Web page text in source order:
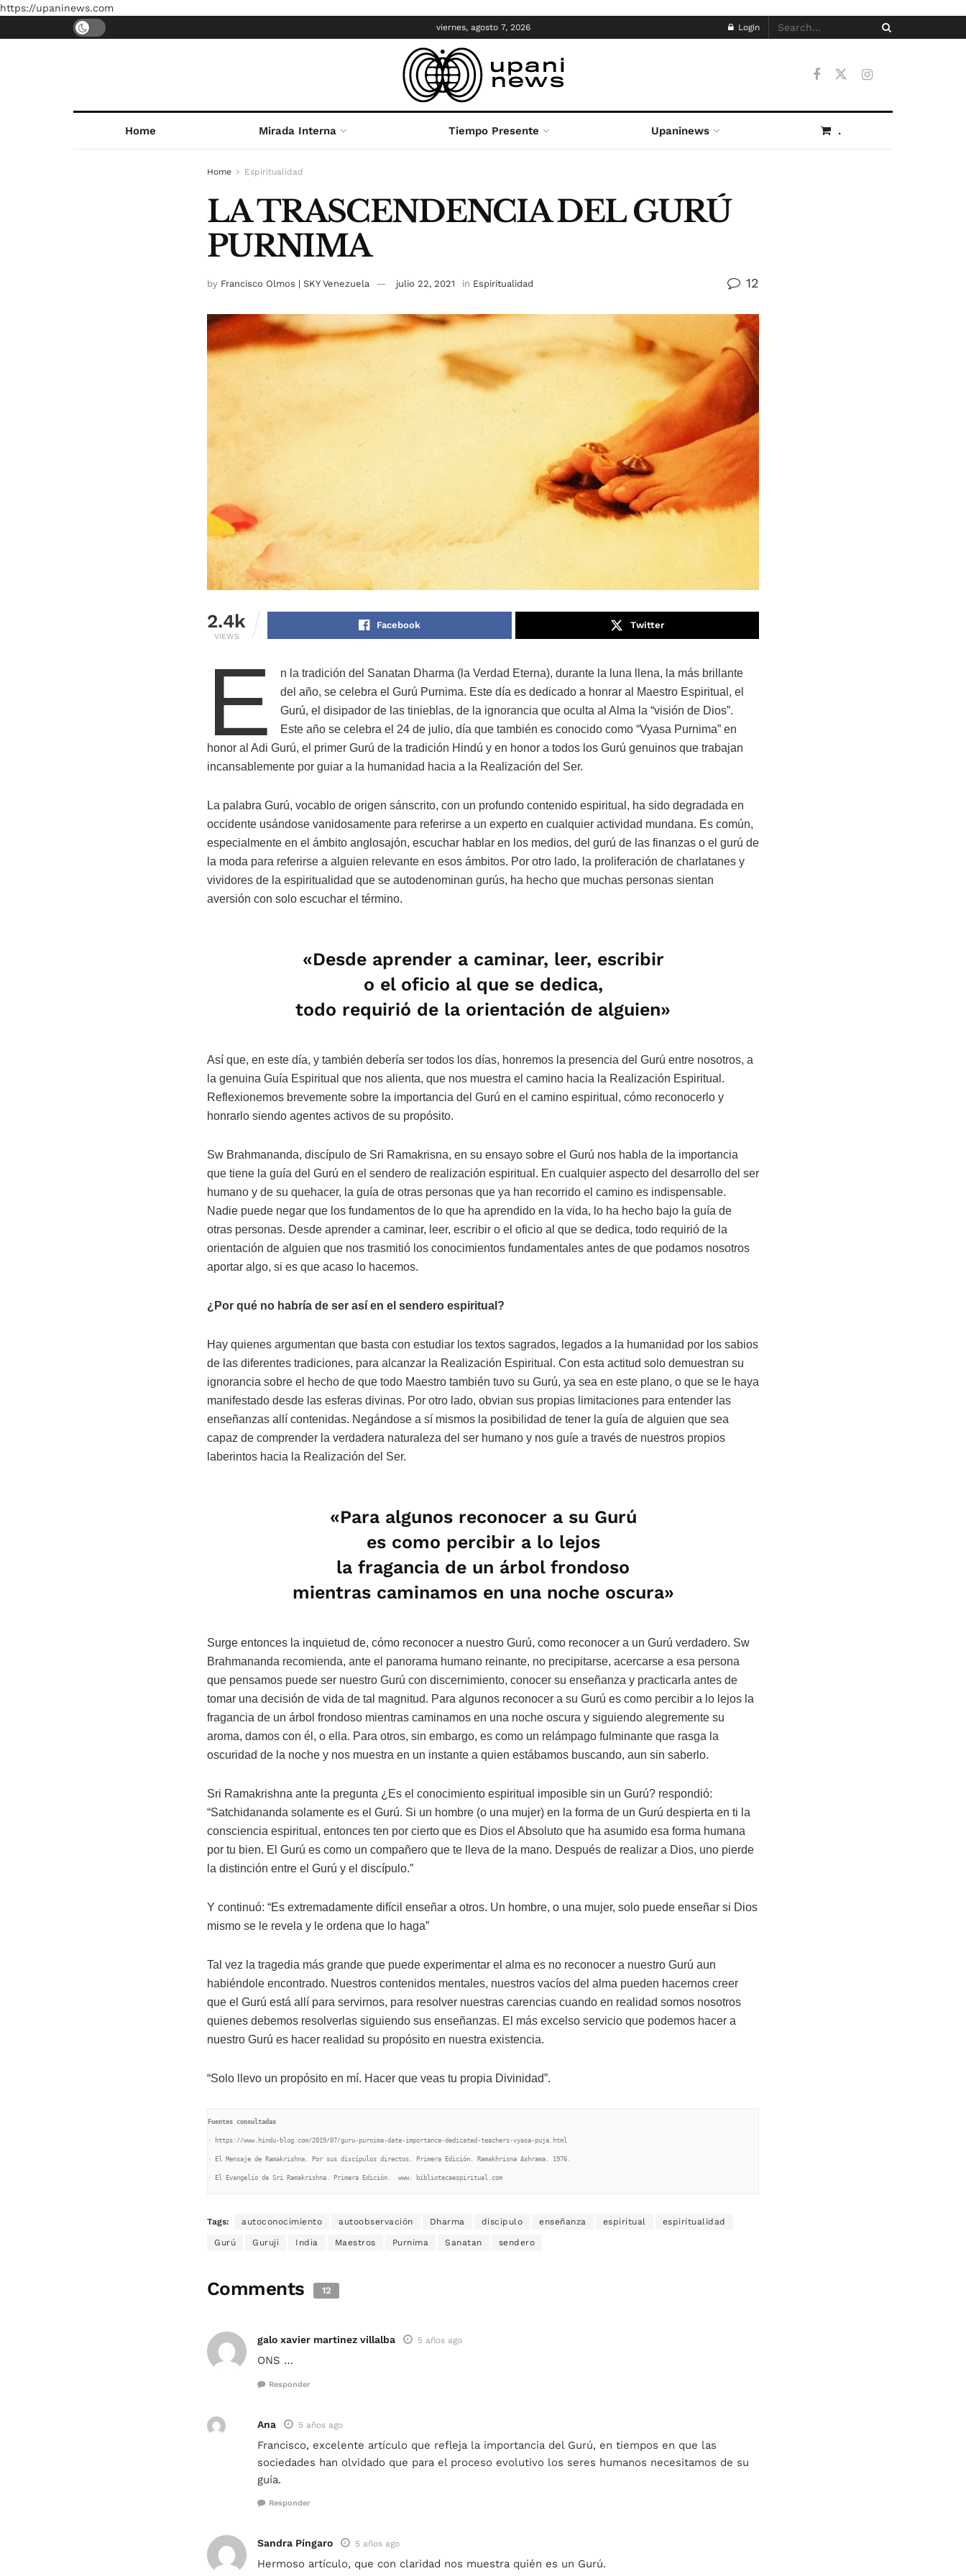
https://upaninews.com
viernes, agosto 7, 2026 Login
Home Mirada Interna Tiempo Presente Upaninews .
Home Espiritualidad
LA TRASCENDENCIA DEL GURÚ
PURNIMA
by Francisco Olmos | SKY Venezuela julio 22, 2021 in Espiritualidad 12
2.4k
VIEWS
Facebook Twitter
E
n la tradición del Sanatan Dharma (la Verdad Eterna), durante la luna llena, la más brillante
del año, se celebra el Gurú Purnima. Este día es dedicado a honrar al Maestro Espiritual, el
Gurú, el disipador de las tinieblas, de la ignorancia que oculta al Alma la “visión de Dios”.
Este año se celebra el 24 de julio, día que también es conocido como “Vyasa Purnima” en
honor al Adi Gurú, el primer Gurú de la tradición Hindú y en honor a todos los Gurú genuinos que trabajan
incansablemente por guiar a la humanidad hacia a la Realización del Ser.
La palabra Gurú, vocablo de origen sánscrito, con un profundo contenido espiritual, ha sido degradada en
occidente usándose vanidosamente para referirse a un experto en cualquier actividad mundana. Es común,
especialmente en el ámbito anglosajón, escuchar hablar en los medios, del gurú de las finanzas o el gurú de
la moda para referirse a alguien relevante en esos ámbitos. Por otro lado, la proliferación de charlatanes y
vividores de la espiritualidad que se autodenominan gurús, ha hecho que muchas personas sientan
aversión con solo escuchar el término.
«Desde aprender a caminar, leer, escribir
o el oficio al que se dedica,
todo requirió de la orientación de alguien»
Así que, en este día, y también debería ser todos los días, honremos la presencia del Gurú entre nosotros, a
la genuina Guía Espiritual que nos alienta, que nos muestra el camino hacia la Realización Espiritual.
Reflexionemos brevemente sobre la importancia del Gurú en el camino espiritual, cómo reconocerlo y
honrarlo siendo agentes activos de su propósito.
Sw Brahmananda, discípulo de Sri Ramakrisna, en su ensayo sobre el Gurú nos habla de la importancia
que tiene la guía del Gurú en el sendero de realización espiritual. En cualquier aspecto del desarrollo del ser
humano y de su quehacer, la guía de otras personas que ya han recorrido el camino es indispensable.
Nadie puede negar que los fundamentos de lo que ha aprendido en la vida, lo ha hecho bajo la guía de
otras personas. Desde aprender a caminar, leer, escribir o el oficio al que se dedica, todo requirió de la
orientación de alguien que nos trasmitió los conocimientos fundamentales antes de que podamos nosotros
aportar algo, si es que acaso lo hacemos.
¿Por qué no habría de ser así en el sendero espiritual?
Hay quienes argumentan que basta con estudiar los textos sagrados, legados a la humanidad por los sabios
de las diferentes tradiciones, para alcanzar la Realización Espiritual. Con esta actitud solo demuestran su
ignorancia sobre el hecho de que todo Maestro también tuvo su Gurú, ya sea en este plano, o que se le haya
manifestado desde las esferas divinas. Por otro lado, obvian sus propias limitaciones para entender las
enseñanzas allí contenidas. Negándose a sí mismos la posibilidad de tener la guía de alguien que sea
capaz de comprender la verdadera naturaleza del ser humano y nos guíe a través de nuestros propios
laberintos hacia la Realización del Ser.
«Para algunos reconocer a su Gurú
es como percibir a lo lejos
la fragancia de un árbol frondoso
mientras caminamos en una noche oscura»
Surge entonces la inquietud de, cómo reconocer a nuestro Gurú, como reconocer a un Gurú verdadero. Sw
Brahmananda recomienda, ante el panorama humano reinante, no precipitarse, acercarse a esa persona
que pensamos puede ser nuestro Gurú con discernimiento, conocer su enseñanza y practicarla antes de
tomar una decisión de vida de tal magnitud. Para algunos reconocer a su Gurú es como percibir a lo lejos la
fragancia de un árbol frondoso mientras caminamos en una noche oscura y siguiendo alegremente su
aroma, damos con él, o ella. Para otros, sin embargo, es como un relámpago fulminante que rasga la
oscuridad de la noche y nos muestra en un instante a quien estábamos buscando, aun sin saberlo.
Sri Ramakrishna ante la pregunta ¿Es el conocimiento espiritual imposible sin un Gurú? respondió:
“Satchidananda solamente es el Gurú. Si un hombre (o una mujer) en la forma de un Gurú despierta en ti la
consciencia espiritual, entonces ten por cierto que es Dios el Absoluto que ha asumido esa forma humana
por tu bien. El Gurú es como un compañero que te lleva de la mano. Después de realizar a Dios, uno pierde
la distinción entre el Gurú y el discípulo.”
Y continuó: “Es extremadamente difícil enseñar a otros. Un hombre, o una mujer, solo puede enseñar si Dios
mismo se le revela y le ordena que lo haga”
Tal vez la tragedia más grande que puede experimentar el alma es no reconocer a nuestro Gurú aun
habiéndole encontrado. Nuestros contenidos mentales, nuestros vacíos del alma pueden hacernos creer
que el Gurú está allí para servirnos, para resolver nuestras carencias cuando en realidad somos nosotros
quienes debemos resolverlas siguiendo sus enseñanzas. El más excelso servicio que podemos hacer a
nuestro Gurú es hacer realidad su propósito en nuestra existencia.
“Solo llevo un propósito en mí. Hacer que veas tu propia Divinidad”.
Fuentes consultadas
· https://www.hindu-blog.com/2019/07/guru-purnima-date-importance-dedicated-teachers-vyasa-puja.html
· El Mensaje de Ramakrishna. Por sus discípulos directos. Primera Edición. Ramakhrisna Ashrama. 1976.
· El Evangelio de Sri Ramakrishna. Primera Edición.  www. bibliotecaespiritual.com
Tags: autoconocimiento autoobservación Dharma discipulo enseñanza espiritual espiritualidad
Gurú Guruji India Maestros Purnima Sanatan sendero
Comments 12
galo xavier martinez villalba 5 años ago
ONS …
Responder
Ana 5 años ago
Francisco, excelente artículo que refleja la importancia del Gurú, en tiempos en que las
sociedades han olvidado que para el proceso evolutivo los seres humanos necesitamos de su
guía.
Responder
Sandra Píngaro 5 años ago
Hermoso artículo, que con claridad nos muestra quién es un Gurú.